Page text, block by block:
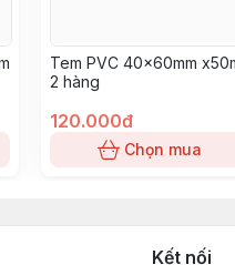
Tem PVC 40x60mm
2 hàng
120.000đ
Chọn mua
Kết nối